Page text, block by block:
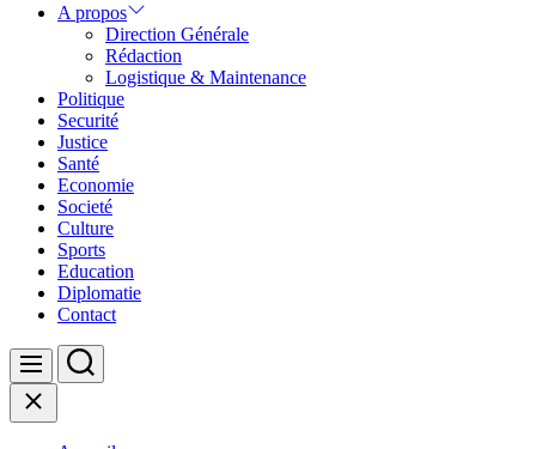
A propos
Direction Générale
Rédaction
Logistique & Maintenance
Politique
Securité
Justice
Santé
Economie
Societé
Culture
Sports
Education
Diplomatie
Contact
Menu Search
Close